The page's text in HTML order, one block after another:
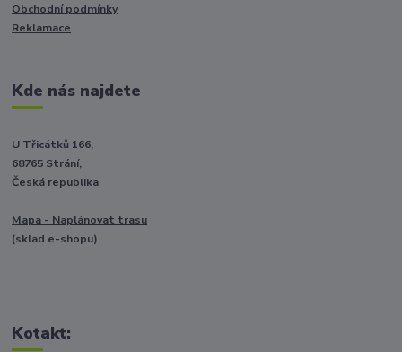
Obchodní podmínky
Reklamace
Kde nás najdete
U Třicátků 166,
68765 Strání,
Česká republika
Mapa - Naplánovat trasu
(sklad e-shopu)
Kotakt: